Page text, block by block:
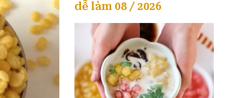
dễ làm 08 / 2026